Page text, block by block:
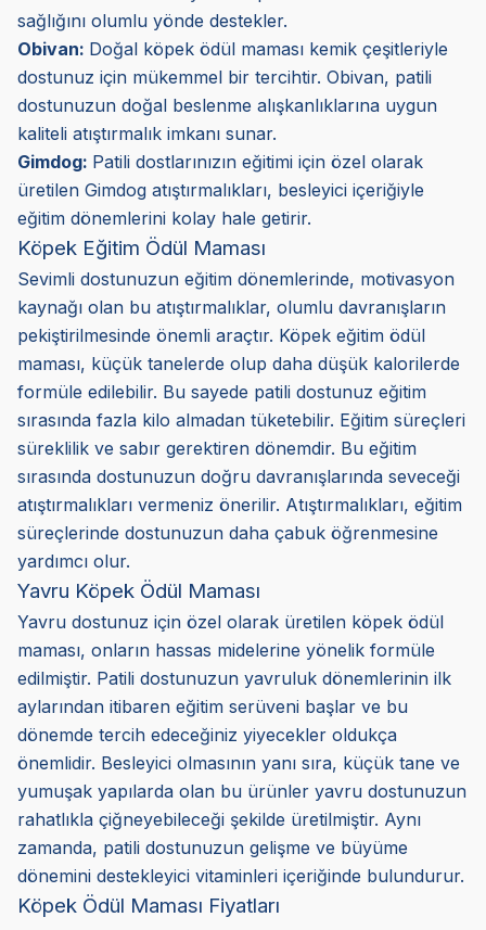
sağlığını olumlu yönde destekler.
Obivan: Doğal köpek ödül maması kemik çeşitleriyle
dostunuz için mükemmel bir tercihtir. Obivan, patili
dostunuzun doğal beslenme alışkanlıklarına uygun
kaliteli atıştırmalık imkanı sunar.
Gimdog: Patili dostlarınızın eğitimi için özel olarak
üretilen Gimdog atıştırmalıkları, besleyici içeriğiyle
eğitim dönemlerini kolay hale getirir.
Köpek Eğitim Ödül Maması
Sevimli dostunuzun eğitim dönemlerinde, motivasyon
kaynağı olan bu atıştırmalıklar, olumlu davranışların
pekiştirilmesinde önemli araçtır. Köpek eğitim ödül
maması, küçük tanelerde olup daha düşük kalorilerde
formüle edilebilir. Bu sayede patili dostunuz eğitim
sırasında fazla kilo almadan tüketebilir. Eğitim süreçleri
süreklilik ve sabır gerektiren dönemdir. Bu eğitim
sırasında dostunuzun doğru davranışlarında seveceği
atıştırmalıkları vermeniz önerilir. Atıştırmalıkları, eğitim
süreçlerinde dostunuzun daha çabuk öğrenmesine
yardımcı olur.
Yavru Köpek Ödül Maması
Yavru dostunuz için özel olarak üretilen köpek ödül
maması, onların hassas midelerine yönelik formüle
edilmiştir. Patili dostunuzun yavruluk dönemlerinin ilk
aylarından itibaren eğitim serüveni başlar ve bu
dönemde tercih edeceğiniz yiyecekler oldukça
önemlidir. Besleyici olmasının yanı sıra, küçük tane ve
yumuşak yapılarda olan bu ürünler yavru dostunuzun
rahatlıkla çiğneyebileceği şekilde üretilmiştir. Aynı
zamanda, patili dostunuzun gelişme ve büyüme
dönemini destekleyici vitaminleri içeriğinde bulundurur.
Köpek Ödül Maması Fiyatları